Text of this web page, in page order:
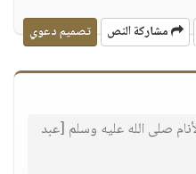
مشاركة النص تصميم دعوي
صلى الله عليه وسلم [عبد